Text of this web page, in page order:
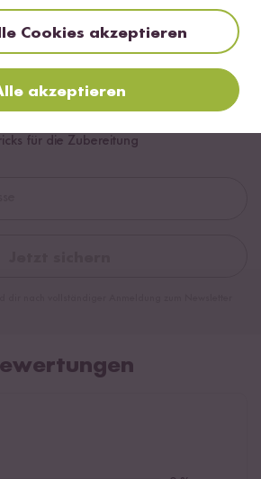
per E-Mail
unseren bunten Kochwelten
für die Zubereitung
Cookies akzeptieren
akzeptieren